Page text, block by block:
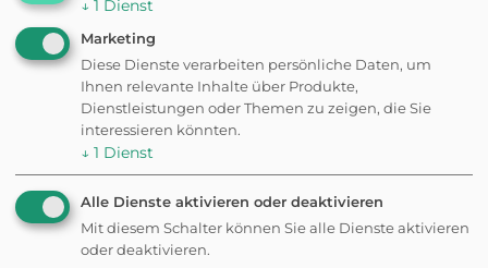
Die Ausstellung ist sehr
informativ und gut gestaltet.
Die Gedenkstätte kann an
manchen Stellen sehr
beklemmend sein.
✦ Eigene Bewertung schreiben
↓ 1 Dienst
Marketing
Diese Dienste verarbeiten persönliche Daten, um
Ihnen relevante Inhalte über Produkte,
Dienstleistungen oder Themen zu zeigen, die Sie
interessieren könnten.
↓ 1 Dienst
Alle Dienste aktivieren oder deaktivieren
Mit diesem Schalter können Sie alle Dienste aktivieren
oder deaktivieren.